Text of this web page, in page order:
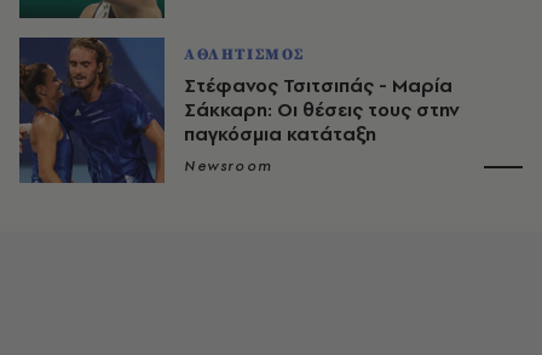
ΑΘΛΗΤΙΣΜΟΣ
Στέφανος Τσιτσιπάς - Μαρία
Σάκκαρη: Οι θέσεις τους στην
παγκόσμια κατάταξη
Newsroom